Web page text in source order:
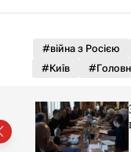
д
т
у
#війна з Росією
#Київ